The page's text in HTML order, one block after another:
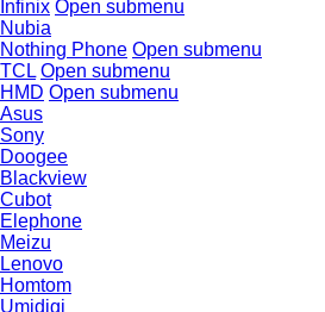
Infinix Open submenu
Nubia
Nothing Phone Open submenu
TCL Open submenu
HMD Open submenu
Asus
Sony
Doogee
Blackview
Cubot
Elephone
Meizu
Lenovo
Homtom
Umidigi